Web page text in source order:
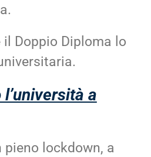
Doppio Diploma lo
a
pieno lockdown, a